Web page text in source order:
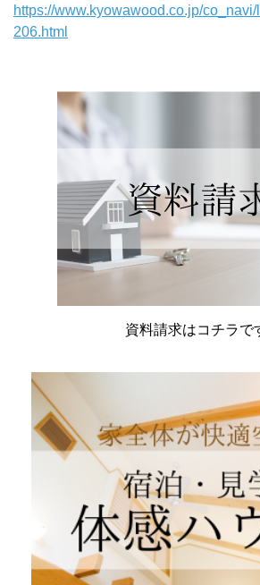
https://www.kyowawood.co.jp/
206.html
資料請求はコチラで